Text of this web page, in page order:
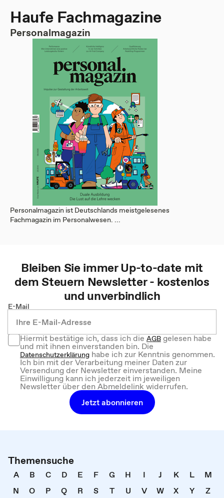
Haufe Fachmagazine
Personalmagazin
Personalmagazin ist Deutschlands meistgelesenes
Fachmagazin im Personalwesen. ...
Bleiben Sie immer Up-to-date mit
demSteuern Newsletter - kostenlos
und unverbindlich
E-Mail
Hiermit bestätige ich, dass ich dieAGBgelesen habe
und mit ihnen einverstanden bin. Die
Datenschutzerklärung habe ich zur Kenntnis genommen.
Ich bin mit der Verarbeitung meiner Daten zur
Versendung der Newsletter einverstanden. Meine
Einwilligung kann ich jederzeit im jeweiligen
Newsletter über den Abmeldelink widerrufen.
Jetzt abonnieren
Themensuche
A B C D E F G H I J K L
M
N
O P Q R S T U V W X Y
Z